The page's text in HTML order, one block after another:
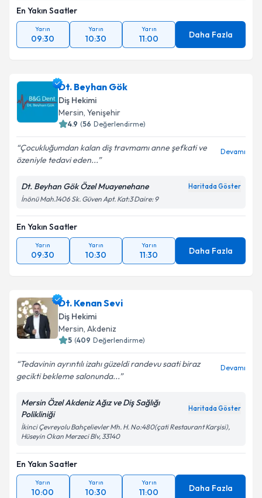
En Yakın Saatler
Yarın
09:30
Yarın
10:30
Yarın
11:00 Daha Fazla
Dt. Beyhan Gök
Diş Hekimi
Mersin, Yenişehir
4.9 (56 Değerlendirme)
Çocukluğumdan kalan diş travmamı anne şefkati ve
özeniyle tedavi eden...
Devamı
Dt. Beyhan Gök Özel Muayenehane Haritada Göster
İnönü Mah.1406 Sk. Güven Apt. Kat:3 Daire: 9
En Yakın Saatler
Yarın
09:30
Yarın
10:30
Yarın
11:30 Daha Fazla
Dt. Kenan Sevi
Diş Hekimi
Mersin, Akdeniz
5 (409 Değerlendirme)
Tedavinin ayrıntılı izahı güzeldi randevu saati biraz
gecikti bekleme salonunda...
Devamı
Mersin Özel Akdeniz Ağız ve Diş Sağlığı
Polikliniği
Haritada Göster
İkinci Çevreyolu Bahçelievler Mh. H. No:480(çati Restaurant Karşisi),
Hüseyin Okan Merzeci Blv, 33140
En Yakın Saatler
Yarın
10:00
Yarın
10:30
Yarın
11:00 Daha Fazla